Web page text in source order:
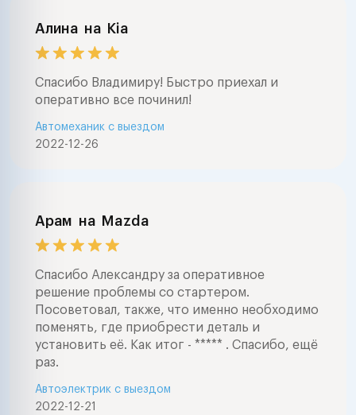
Алина на Kia
Спасибо Владимиру! Быстро приехал и
оперативно все починил!
2022-12-26
Автомеханик с выездом
Арам на Mazda
Спасибо Александру за оперативное
решение проблемы со стартером.
Посоветовал, также, что именно необходимо
поменять, где приобрести деталь и
установить её. Как итог - ***** . Спасибо, ещё
раз.
2022-12-21
Автоэлектрик с выездом